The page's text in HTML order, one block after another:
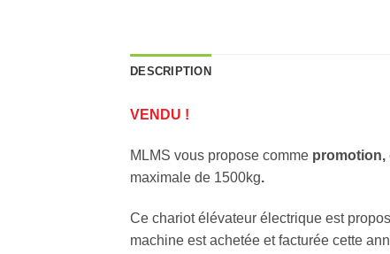
DESCRIPTION
VENDU !
MLMS vous propose comme promotion,
maximale de 1500kg.
Ce chariot élévateur électrique est
machine est achetée et facturée cette